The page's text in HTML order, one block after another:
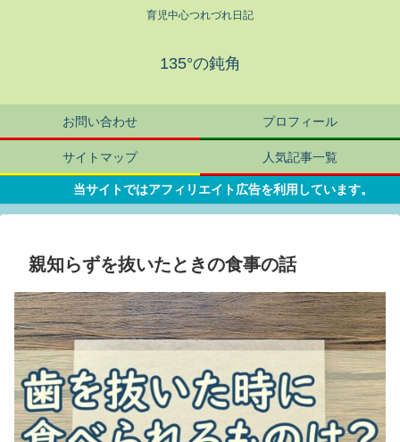
育児中心つれづれ日記
135°の鈍角
お問い合わせ プロフィール
サイトマップ 人気記事一覧
当サイトではアフィリエイト広告を利用しています。
親知らずを抜いたときの食事の話